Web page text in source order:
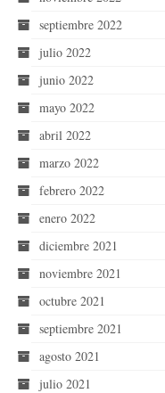
septiembre 2022
julio 2022
junio 2022
mayo 2022
abril 2022
marzo 2022
febrero 2022
enero 2022
diciembre 2021
noviembre 2021
octubre 2021
septiembre 2021
agosto 2021
julio 2021